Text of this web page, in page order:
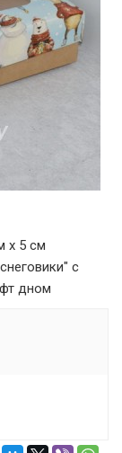
х 5 см
с
дном